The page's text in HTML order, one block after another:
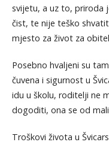
svijetu, a uz to, priroda
čist, te nije teško
mjesto za život za
Posebno hvaljeni su
čuvena i sigurnost u
idu u školu, roditelji ne
dogoditi, ona se od
Troškovi života u